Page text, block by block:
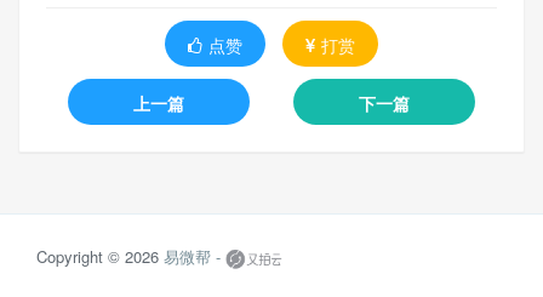
点赞 打赏
上一篇 下一篇
Copyright © 2026 易微帮 -